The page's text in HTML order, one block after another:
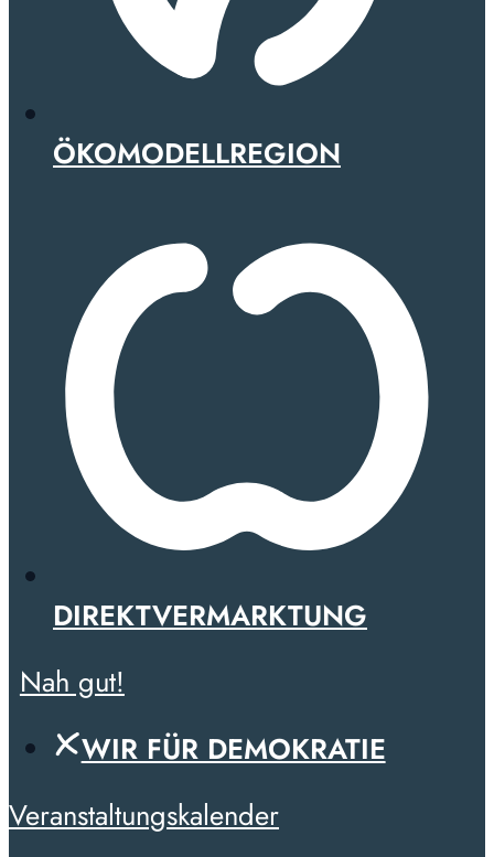
ÖKOMODELLREGION
DIREKTVERMARKTUNG
Nah gut!
WIR FÜR DEMOKRATIE
Veranstaltungskalender